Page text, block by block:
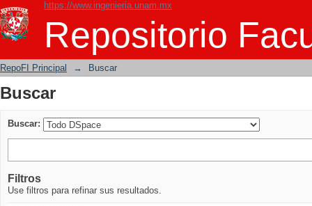
https://www.ingenieria.unam.mx
Repositorio
Buscar
RepoFI Principal → Buscar
Buscar
Buscar:
Filtros
Use filtros para refinar sus resultados.